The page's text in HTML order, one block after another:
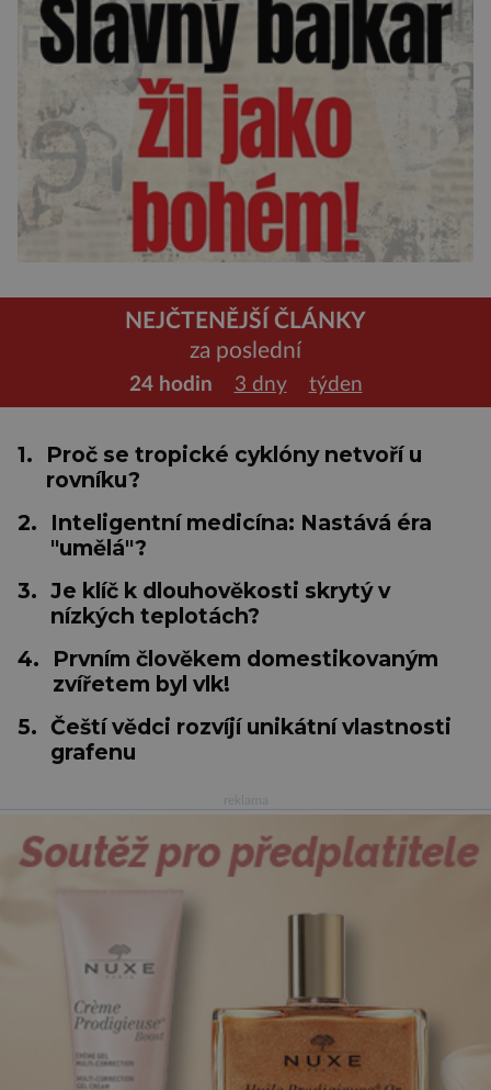
NEJČTENĚJŠÍ ČLÁNKY
za poslední
24 hodin 3 dny týden
1.
Proč se tropické cyklóny netvoří u
rovníku?
2.
Inteligentní medicína: Nastává éra
"umělá"?
3. Je klíč k dlouhověkosti skrytý v
nízkých teplotách?
4.
Prvním člověkem domestikovaným
zvířetem byl vlk!
5. Čeští vědci rozvíjí unikátní vlastnosti
grafenu